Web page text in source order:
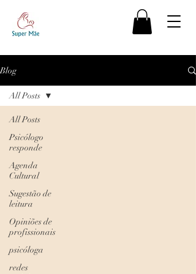
Blog
All Posts
Psicólogo
responde
Agenda
Cultural
Sugestão de
leitura
Opiniões de
profissionais
psicóloga
redes
All Posts